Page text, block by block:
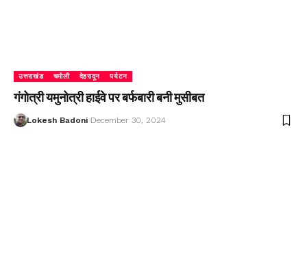
उत्तराखंड चमोली देहरादून पर्यटन
गंगोत्री यमुनोत्री हाईवे पर बर्फबारी बनी मुसीबत
Lokesh Badoni December 30, 2024